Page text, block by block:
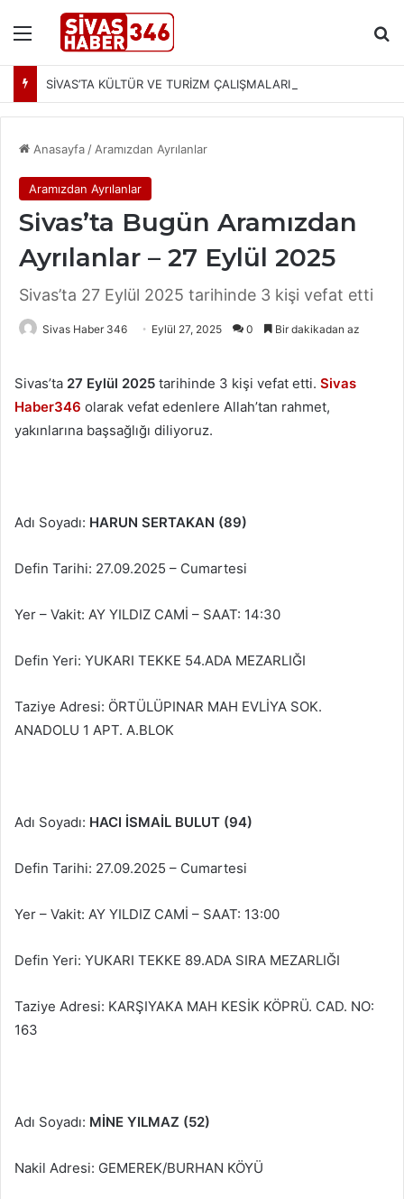
Menü
Anasayfa / Aramızdan Ayrılanlar
Aramızdan Ayrılanlar
Sivas’ta Bugün Aramızdan
Ayrılanlar – 27 Eylül 2025
Sivas’ta 27 Eylül 2025 tarihinde 3 kişi vefat etti
Sivas Haber 346 Eylül 27, 2025 0 Bir dakikadan az
Sivas’ta 27 Eylül 2025 tarihinde 3 kişi vefat etti. Sivas
Haber346 olarak vefat edenlere Allah’tan rahmet,
yakınlarına başsağlığı diliyoruz.
Adı Soyadı: HARUN SERTAKAN (89)
Defin Tarihi: 27.09.2025 – Cumartesi
Yer – Vakit: AY YILDIZ CAMİ – SAAT: 14:30
Defin Yeri: YUKARI TEKKE 54.ADA MEZARLIĞI
Taziye Adresi: ÖRTÜLÜPINAR MAH EVLİYA SOK.
ANADOLU 1 APT. A.BLOK
Adı Soyadı: HACI İSMAİL BULUT (94)
Defin Tarihi: 27.09.2025 – Cumartesi
Yer – Vakit: AY YILDIZ CAMİ – SAAT: 13:00
Defin Yeri: YUKARI TEKKE 89.ADA SIRA MEZARLIĞI
Taziye Adresi: KARŞIYAKA MAH KESİK KÖPRÜ. CAD. NO:
163
Adı Soyadı: MİNE YILMAZ (52)
Nakil Adresi: GEMEREK/BURHAN KÖYÜ